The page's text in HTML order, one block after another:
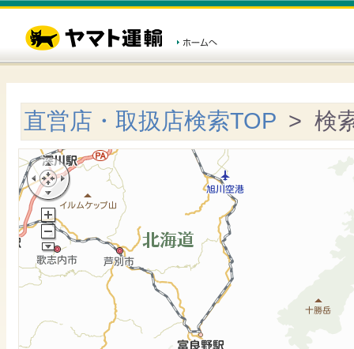
直営店・取扱店検索TOP > 検